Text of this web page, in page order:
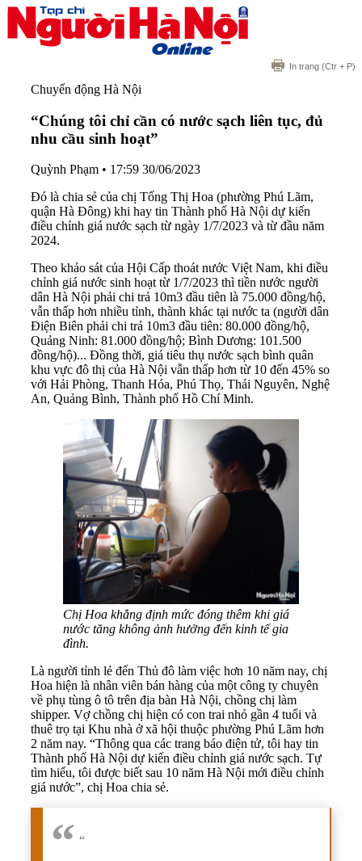
In trang (Ctr + P)
Chuyển động Hà Nội
“Chúng tôi chỉ cần có nước sạch liên tục, đủ
nhu cầu sinh hoạt”
Quỳnh Phạm • 17:59 30/06/2023
Đó là chia sẻ của chị Tống Thị Hoa (phường Phú Lãm,
quận Hà Đông) khi hay tin Thành phố Hà Nội dự kiến
điều chỉnh giá nước sạch từ ngày 1/7/2023 và từ đầu năm
2024.
Theo khảo sát của Hội Cấp thoát nước Việt Nam, khi điều
chỉnh giá nước sinh hoạt từ 1/7/2023 thì tiền nước người
dân Hà Nội phải chi trả 10m3 đầu tiên là 75.000 đồng/hộ,
vẫn thấp hơn nhiều tỉnh, thành khác tại nước ta (người dân
Điện Biên phải chi trả 10m3 đầu tiên: 80.000 đồng/hộ,
Quảng Ninh: 81.000 đồng/hộ; Bình Dương: 101.500
đồng/hộ)... Đồng thời, giá tiêu thụ nước sạch bình quân
khu vực đô thị của Hà Nội vẫn thấp hơn từ 10 đến 45% so
với Hải Phòng, Thanh Hóa, Phú Thọ, Thái Nguyên, Nghệ
An, Quảng Bình, Thành phố Hồ Chí Minh.
Chị Hoa khẳng định mức đóng thêm khi giá
nước tăng không ảnh hưởng đến kinh tế gia
đình.
Là người tỉnh lẻ đến Thủ đô làm việc hơn 10 năm nay, chị
Hoa hiện là nhân viên bán hàng của một công ty chuyên
về phụ tùng ô tô trên địa bàn Hà Nội, chồng chị làm
shipper. Vợ chồng chị hiện có con trai nhỏ gần 4 tuổi và
thuê trọ tại Khu nhà ở xã hội thuộc phường Phú Lãm hơn
2 năm nay. “Thông qua các trang báo điện tử, tôi hay tin
Thành phố Hà Nội dự kiến điều chỉnh giá nước sạch. Tự
tìm hiểu, tôi được biết sau 10 năm Hà Nội mới điều chỉnh
giá nước”, chị Hoa chia sẻ.
“